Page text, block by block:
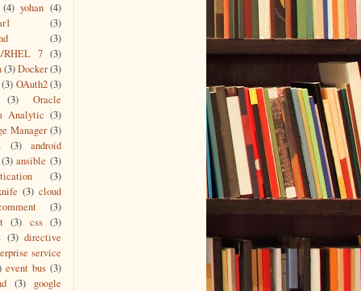
(4) yohan (4)
(3)
(3)
RHEL 7 (3)
(3)Docker(3)
(3) OAuth2(3)
(3)
Oracle
Analytic (3)
Manager (3)
(3)
android
(3) ansible (3)
(3)
(3) cloud
(3)
(3) css (3)
(3) directive
service
event bus (3)
(3)
google